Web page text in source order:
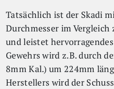
Tatsächlich ist der Skadi
Durchmesser im Vergleich
und leistet
Gewehrs wird z.B. durch
8mm Kal.) um 224mm
Herstellers wird der